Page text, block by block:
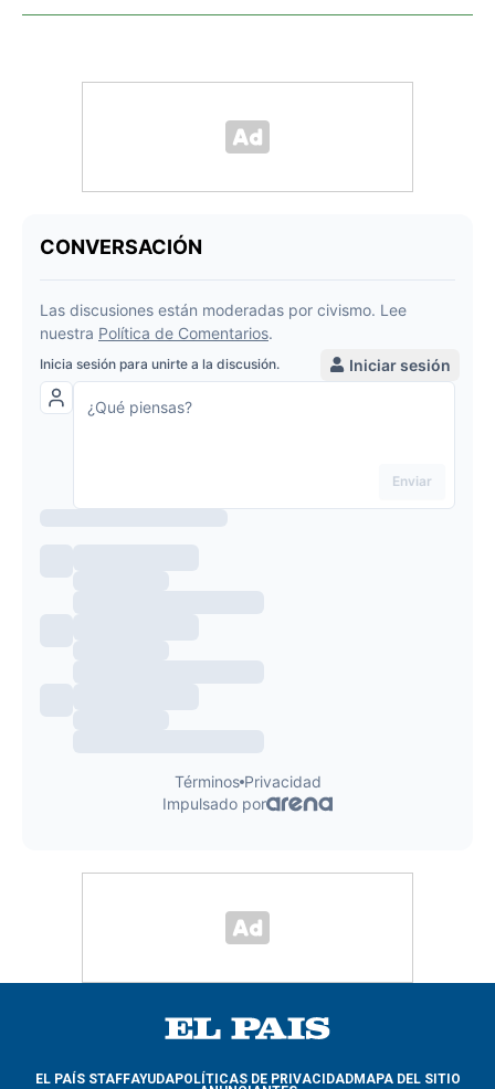
EL PAÍS STAFFAYUDAPOLÍTICAS DE PRIVACIDADMAPA DEL SITIO